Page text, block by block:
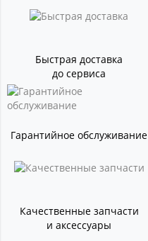
Быстрая доставка
до сервиса
Гарантийное обслуживание
Качественные запчасти
и аксессуары